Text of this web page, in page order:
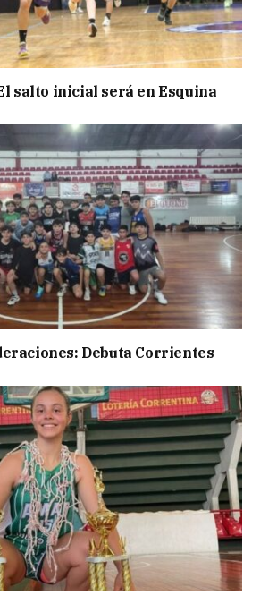
salto inicial será en Esquina
Debuta Corrientes